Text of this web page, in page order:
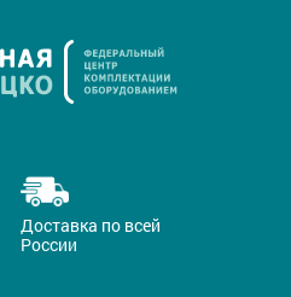
Доставка по всей
России